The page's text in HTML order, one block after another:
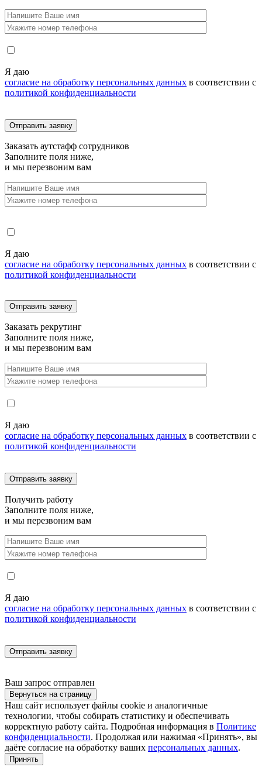
Я даю
согласие на обработку персональных данных в соответствии с
политикой конфиденциальности
Заказать аутстафф сотрудников
Заполните поля ниже,
и мы перезвоним вам
Я даю
согласие на обработку персональных данных в соответствии с
политикой конфиденциальности
Заказать рекрутинг
Заполните поля ниже,
и мы перезвоним вам
Я даю
согласие на обработку персональных данных в соответствии с
политикой конфиденциальности
Получить работу
Заполните поля ниже,
и мы перезвоним вам
Я даю
согласие на обработку персональных данных в соответствии с
политикой конфиденциальности
Ваш запрос отправлен
Вернуться на страницу
Наш сайт использует файлы cookie и аналогичные
технологии, чтобы собирать статистику и обеспечивать
корректную работу сайта. Подробная информация в Политике
конфиденциальности. Продолжая или нажимая «Принять», вы
даёте согласие на обработку ваших персональных данных.
Принять